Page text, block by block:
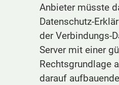
Anbieter müsste
Datenschutz-
der Verbindungs-
Server mit einer
Rechtsgrundlage
darauf